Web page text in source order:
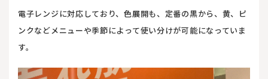
電子レンジに対応しており、色展開も、定番の黒から、黄、ピ
ンクなどメニューや季節によって使い分けが可能になっていま
す。